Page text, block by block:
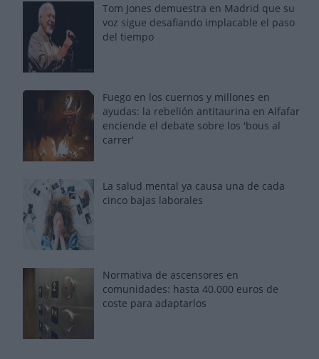
Tom Jones demuestra en Madrid que su
voz sigue desafiando implacable el paso
del tiempo
Fuego en los cuernos y millones en
ayudas: la rebelión antitaurina en Alfafar
enciende el debate sobre los 'bous al
carrer'
La salud mental ya causa una de cada
cinco bajas laborales
Normativa de ascensores en
comunidades: hasta 40.000 euros de
coste para adaptarlos